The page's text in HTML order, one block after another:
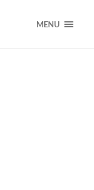
MENU